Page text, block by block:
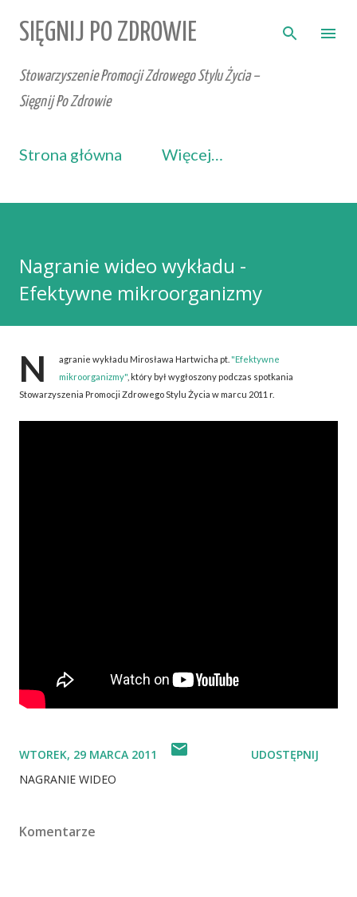
Przejdź do głównej zawartości
SIĘGNIJ PO ZDROWIE
Stowarzyszenie Promocji Zdrowego Stylu Życia –
Sięgnij Po Zdrowie
Strona główna Więcej…
Nagranie wideo wykładu -
Efektywne mikroorganizmy
N agranie wykładu Mirosława Hartwicha pt. "Efektywne
mikroorganizmy" , który był wygłoszony podczas spotkania
Stowarzyszenia Promocji Zdrowego Stylu Życia w marcu 2011 r.
WTOREK, 29 MARCA 2011
NAGRANIE WIDEO
UDOSTĘPNIJ
Komentarze